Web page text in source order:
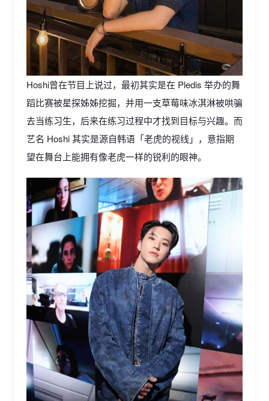
Hoshi曾在节目上说过，最初其实是在 Pledis 举办的舞
蹈比赛被星探姊姊挖掘，并用一支草莓味冰淇淋被哄骗
去当练习生，后来在练习过程中才找到目标与兴趣。而
艺名 Hoshi 其实是源自韩语「老虎的视线」，意指期
望在舞台上能拥有像老虎一样的锐利的眼神。